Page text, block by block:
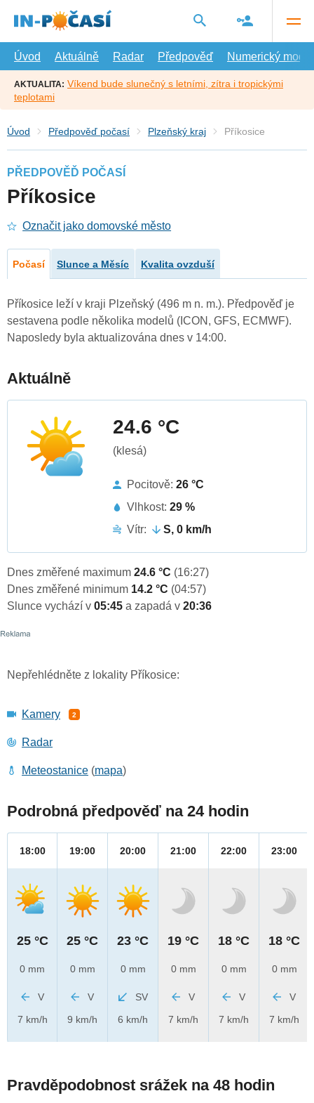
hlavní
Úvod
Aktuálně Radar Předpověď Numerický model
AKTUALITA: Víkend bude slunečný s letními, zítra i tropickými
teplotami
Úvod Předpověď počasí Plzeňský kraj Příkosice
PŘEDPOVĚĎ POČASÍ
Příkosice
Označit jako domovské město
Počasí Slunce a Měsíc Kvalita ovzduší
Příkosice leží v kraji Plzeňský (496 m n. m.). Předpověď je
sestavena podle několika modelů (ICON, GFS, ECMWF).
Naposledy byla aktualizována dnes v 14:00.
Aktuálně
24.6 °C
(klesá)
Pocitově: 26 °C
Vlhkost: 29 %
Vítr:
S, 0 km/h
Dnes změřené maximum 24.6 °C (16:27)
Dnes změřené minimum 14.2 °C (04:57)
Slunce vychází v 05:45 a zapadá v 20:36
Nepřehlédněte z lokality Příkosice:
Kamery 2
Radar
Meteostanice (mapa)
Podrobná předpověď na 24 hodin
18:00
25 °C
0 mm
V
7 km/h
19:00
25 °C
0 mm
V
9 km/h
20:00
23 °C
0 mm
SV
6 km/h
21:00
19 °C
0 mm
V
7 km/h
22:00
18 °C
0 mm
V
7 km/h
23:00
18 °C
0 mm
V
7 km/h
Pravděpodobnost srážek na 48 hodin